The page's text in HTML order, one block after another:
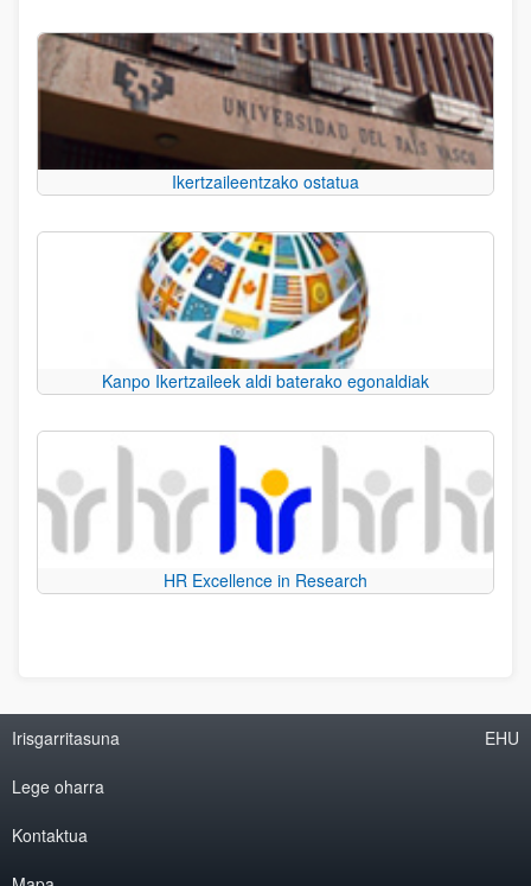
Ikertzaileentzako ostatua
Kanpo Ikertzaileek aldi baterako egonaldiak
HR Excellence in Research
Irisgarritasuna
Lege oharra
Kontaktua
EHU